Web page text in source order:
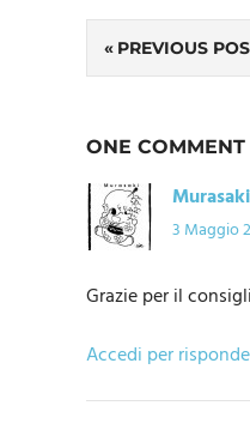
PREVIOUS
ONE COMMENT
Murasaki
3 Maggio
Grazie per il
Accedi per